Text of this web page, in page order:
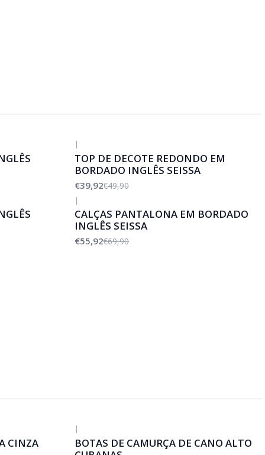
|
TOP DE DECOTE REDONDO EM
BORDADO INGLÊS SEISSA
€39,92€49,90
|
CALÇAS PANTALONA EM BORDADO
INGLÊS SEISSA
€55,92€69,90
CINZA
|
BOTAS DE CAMURÇA DE CANO ALTO